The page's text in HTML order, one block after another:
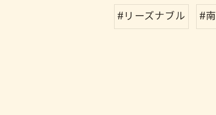
#リーズナブル #